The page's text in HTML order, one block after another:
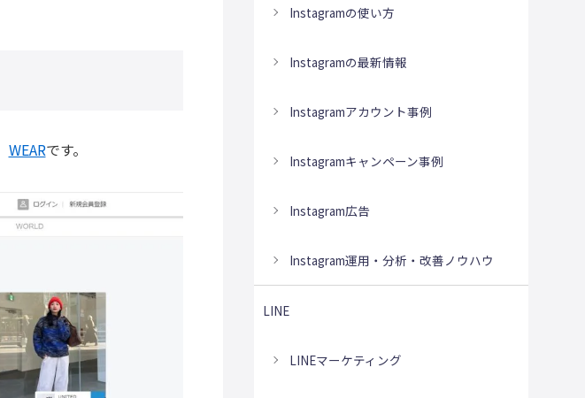
WEARです。
Instagramの使い方
Instagramの最新情報
Instagramアカウント事例
Instagramキャンペーン事例
Instagram広告
Instagram運用・分析・改善ノウハウ
LINE
LINEマーケティング